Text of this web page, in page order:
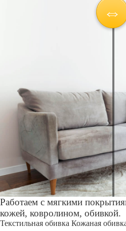
Работаем с мягкими
кожей, ковролином, обивкой.
Текстильная обивка Кожаная